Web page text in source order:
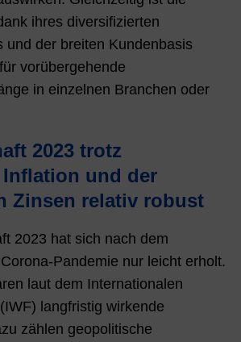
ihres diversifizierten
und der breiten Kundenbasis
vorübergehende
in einzelnen Branchen oder
2023 trotz
und der
Zinsen relativ robust
2023 hat sich nach dem
Pandemie nur leicht erholt.
laut dem Internationalen
langfristig wirkende
zählen geopolitische